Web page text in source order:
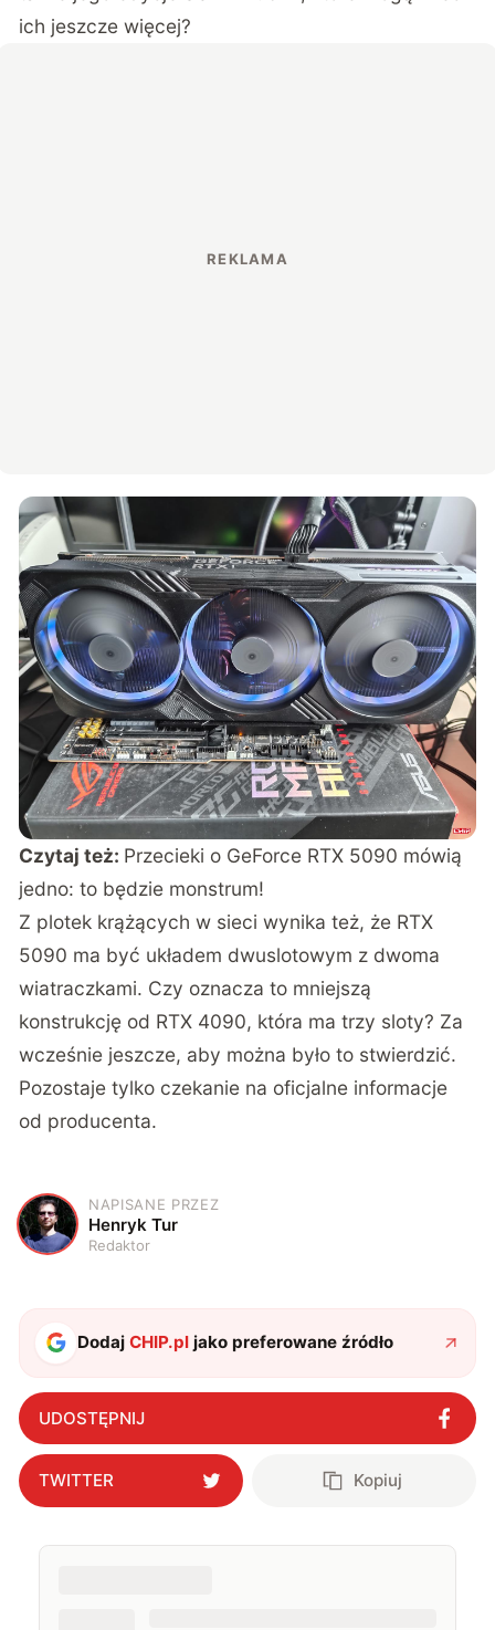
ich jeszcze więcej?
Czytaj też: Przecieki o GeForce RTX 5090 mówią
jedno: to będzie monstrum!
Z plotek krążących w sieci wynika też, że RTX
5090 ma być układem dwuslotowym z dwoma
wiatraczkami. Czy oznacza to mniejszą
konstrukcję od RTX 4090, która ma trzy sloty? Za
wcześnie jeszcze, aby można było to stwierdzić.
Pozostaje tylko czekanie na oficjalne informacje
od producenta.
H
NAPISANE PRZEZ
Henryk Tur
Redaktor
DodajCHIP.pl jako preferowane źródło
UDOSTĘPNIJ
TWITTER Kopiuj